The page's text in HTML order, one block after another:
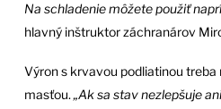
Na schladenie môžete použiť
hlavný inštruktor záchranárov
Výron s krvavou podliatinou
masťou.„Ak sa stav nezlepšuje